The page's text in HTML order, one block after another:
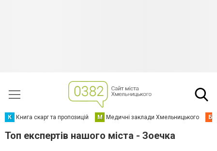
К Книга скарг та пропозицій М Медичні заклади Хмельницького Б
Топ експертів нашого міста - Зоечка